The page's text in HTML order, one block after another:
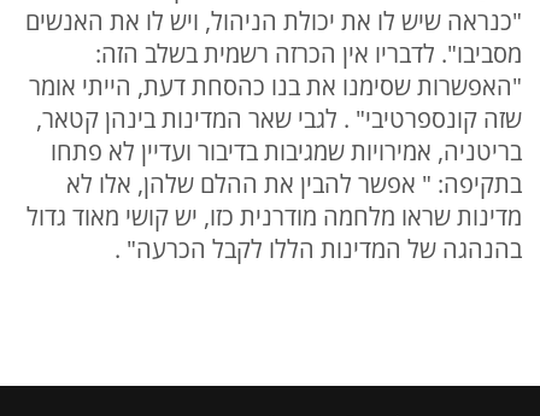
"כנראה שיש לו את יכולת הניהול, ויש לו את האנשים
מסביבו". לדבריו אין הכרזה רשמית בשלב הזה:
"האפשרות שסימנו את בנו כהסחת דעת, הייתי אומר
שזה קונספרטיבי" . לגבי שאר המדינות בינהן קטאר,
בריטניה, אמירויות שמגיבות בדיבור ועדיין לא פתחו
בתקיפה: " אפשר להבין את ההלם שלהן, אלו לא
מדינות שראו מלחמה מודרנית כזו, יש קושי מאוד גדול
בהנהגה של המדינות הללו לקבל הכרעה" .